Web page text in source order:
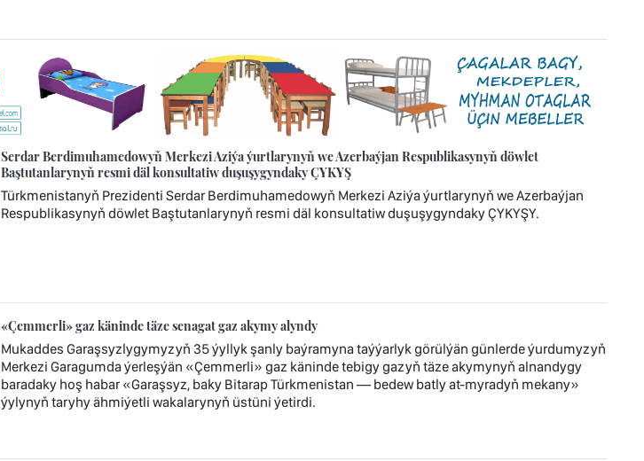
Serdar Berdimuhamedowyň Merkezi Aziýa ýurtlarynyň we Azerbaýjan Respublikasynyň döwlet
Baştutanlarynyň resmi däl konsultatiw duşuşygyndaky ÇYKYŞ
Türkmenistanyň Prezidenti Serdar Berdimuhamedowyň Merkezi Aziýa ýurtlarynyň we Azerbaýjan
Respublikasynyň döwlet Baştutanlarynyň resmi däl konsultatiw duşuşygyndaky ÇYKYŞY.
«Çemmerli» gaz käninde täze senagat gaz akymy alyndy
Mukaddes Garaşsyzlygymyzyň 35 ýyllyk şanly baýramyna taýýarlyk görülýän günlerde ýurdumyzyň
Merkezi Garagumda ýerleşýän «Çemmerli» gaz käninde tebigy gazyň täze akymynyň alnandygy
baradaky hoş habar «Garaşsyz, baky Bitarap Türkmenistan — bedew batly at-myradyň mekany»
ýylynyň taryhy ähmiýetli wakalarynyň üstüni ýetirdi.